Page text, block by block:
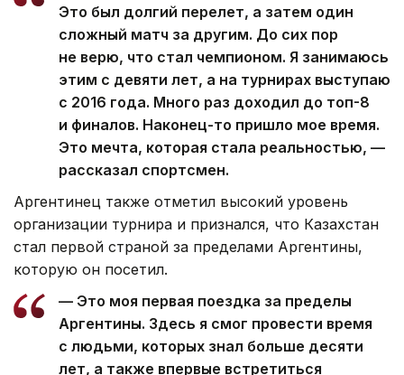
Это был долгий перелет, а затем один
сложный матч за другим. До сих пор
не верю, что стал чемпионом. Я занимаюсь
этим с девяти лет, а на турнирах выступаю
с 2016 года. Много раз доходил до топ-8
и финалов. Наконец-то пришло мое время.
Это мечта, которая стала реальностью, —
рассказал спортсмен.
Аргентинец также отметил высокий уровень
организации турнира и признался, что Казахстан
стал первой страной за пределами Аргентины,
которую он посетил.
— Это моя первая поездка за пределы
Аргентины. Здесь я смог провести время
с людьми, которых знал больше десяти
лет, а также впервые встретиться